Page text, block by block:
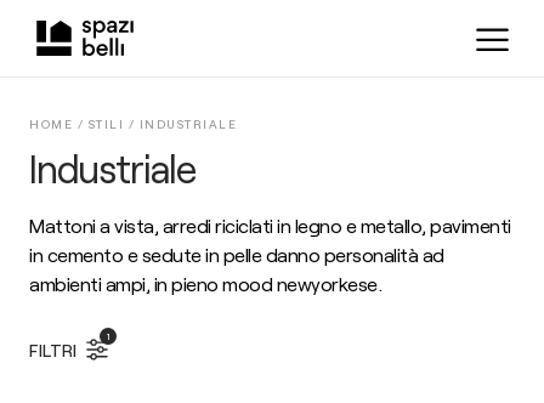
Industriale
HOME / STILI / INDUSTRIALE
Mattoni a vista, arredi riciclati in legno e metallo, pavimenti
in cemento e sedute in pelle danno personalità ad
ambienti ampi, in pieno mood newyorkese.
FILTRI
1